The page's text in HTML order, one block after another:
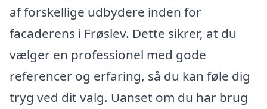
af forskellige udbydere inden for
facaderens i Frøslev. Dette sikrer, at du
vælger en professionel med gode
referencer og erfaring, så du kan føle dig
tryg ved dit valg. Uanset om du har brug